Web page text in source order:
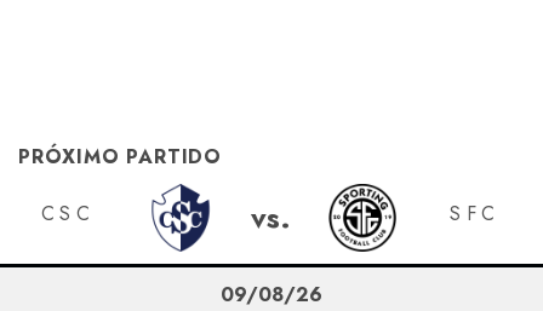
PRÓXIMO PARTIDO
CSC vs. SFC
09/08/26